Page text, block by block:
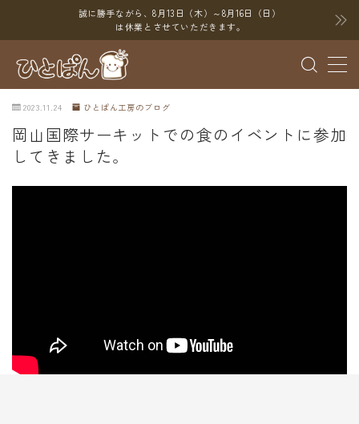
誠に勝手ながら、8月13日（木）～8月16日（日）
は休業とさせていただきます。
MENU
ブログ
SNS
YouTube
オンラインショップ
2023.11.24 ひとぱん工房のブログ
岡山国際サーキットでの食のイベントに参加
してきました。